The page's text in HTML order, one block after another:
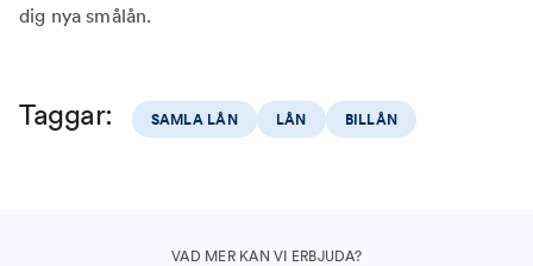
dig nya smålån.
Taggar: SAMLA LÅN LÅN BILLÅN
VAD MER KAN VI ERBJUDA?